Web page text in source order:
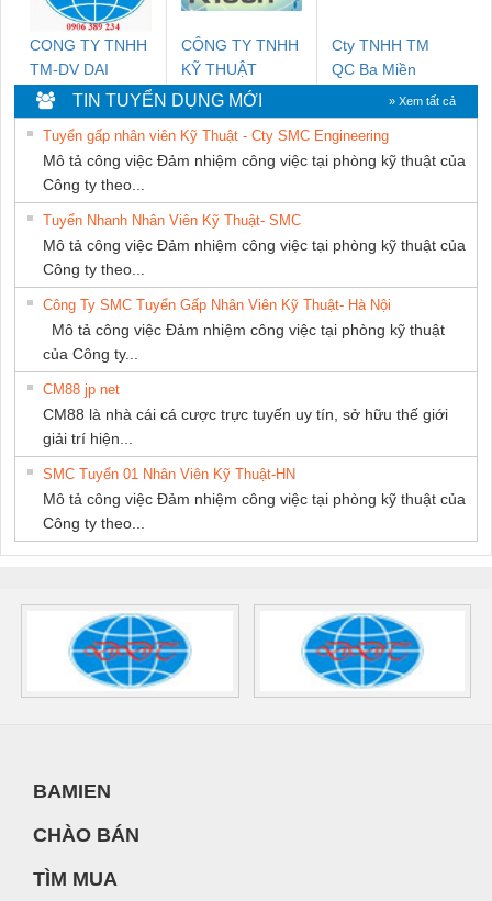
CONG TY TNHH
TM-DV DAI
DONG THANH
CÔNG TY TNHH
KỸ THUẬT
KTECH VIỆT
NAM
Cty TNHH TM
QC Ba Miền
TIN TUYỂN DỤNG MỚI » Xem tất cả
Tuyển gấp nhân viên Kỹ Thuật - Cty SMC Engineering
Mô tả công việc Đảm nhiệm công việc tại phòng kỹ thuật của
Công ty theo...
Tuyển Nhanh Nhân Viên Kỹ Thuật- SMC
Mô tả công việc Đảm nhiệm công việc tại phòng kỹ thuật của
Công ty theo...
Công Ty SMC Tuyển Gấp Nhân Viên Kỹ Thuật- Hà Nội
Mô tả công việc Đảm nhiệm công việc tại phòng kỹ thuật
của Công ty...
CM88 jp net
CM88 là nhà cái cá cược trực tuyến uy tín, sở hữu thế giới
giải trí hiện...
SMC Tuyển 01 Nhân Viên Kỹ Thuật-HN
Mô tả công việc Đảm nhiệm công việc tại phòng kỹ thuật của
Công ty theo...
BAMIEN
CHÀO BÁN
TÌM MUA